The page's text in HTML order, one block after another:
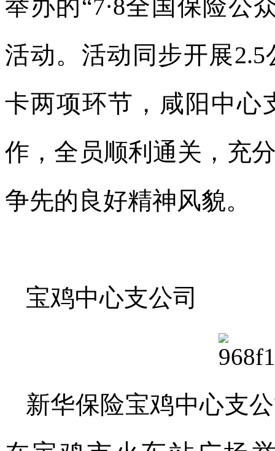
举办的“7·8全国保险公
活动。活动同步开展
卡两项环节，咸阳中心
作，全员顺利通关，充
争先的良好精神风貌。
宝鸡中心支公司
新华保险宝鸡中心支